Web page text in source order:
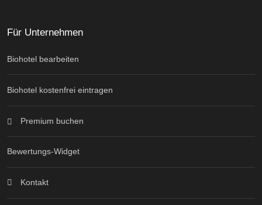
Für Unternehmen
Biohotel bearbeiten
Biohotel kostenfrei eintragen
Premium buchen
Bewertungs-Widget
Kontakt